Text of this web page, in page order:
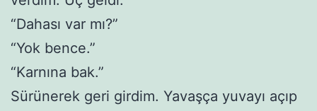
“Dahası var mı?”
“Yok bence.”
“Karnına bak.”
Sürünerek geri girdim. Yavaşça yuvayı açıp